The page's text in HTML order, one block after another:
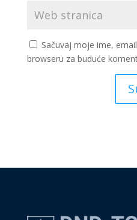
Sačuvaj moje ime,
browseru za buduće